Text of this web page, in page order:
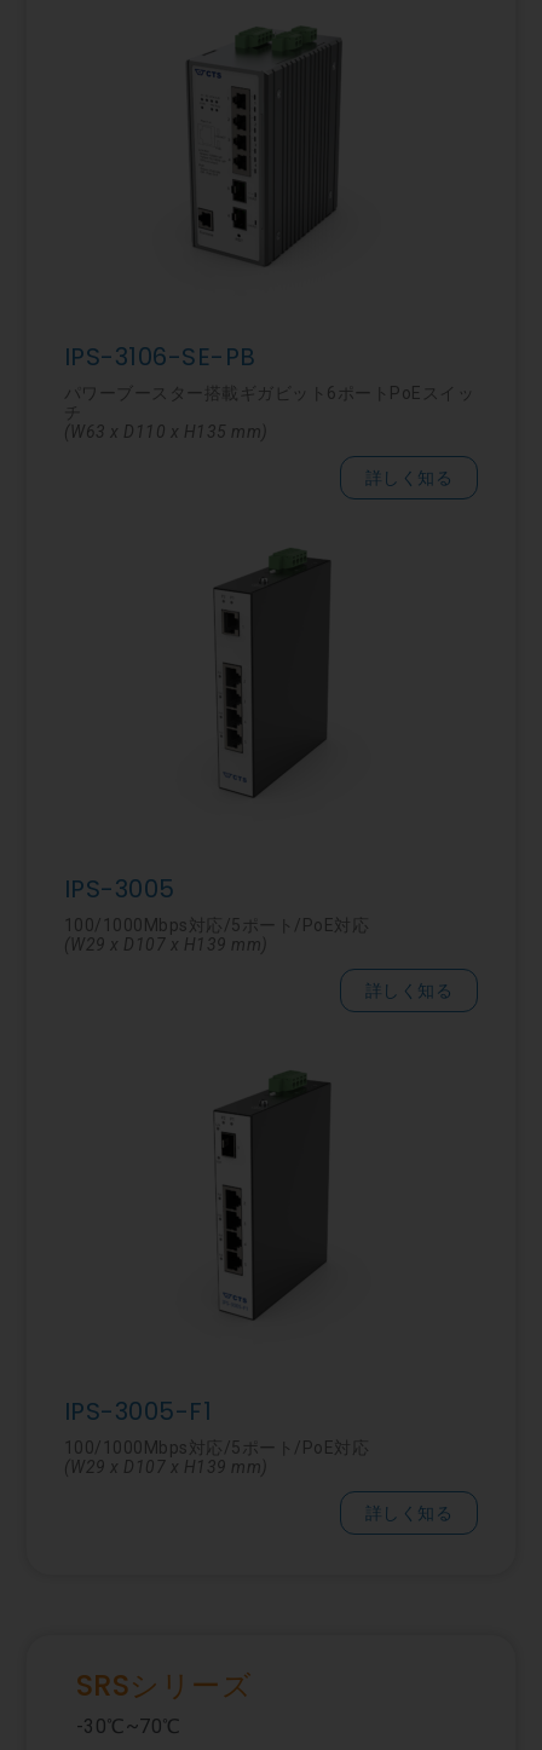
IPS-3106-SE-PB
パワーブースター搭載ギガビット6ポートPoEスイッ
チ
(W63 x D110 x H135 mm)
詳しく知る
IPS-3005
100/1000Mbps対応/5ポート/PoE対応
(W29 x D107 x H139 mm)
詳しく知る
IPS-3005-F1
100/1000Mbps対応/5ポート/PoE対応
(W29 x D107 x H139 mm)
詳しく知る
SRSシリーズ
-30℃~70℃